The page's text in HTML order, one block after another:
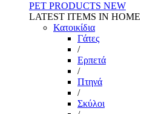
PET PRODUCTS NEW
LATEST ITEMS IN HOME
Κατοικίδια
Γάτες
/
Ερπετά
/
Πτηνά
/
Σκύλοι